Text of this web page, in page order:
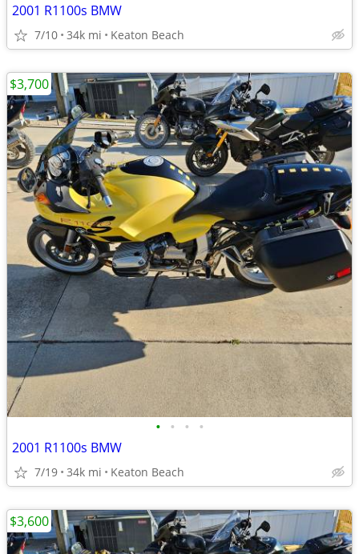
2001 R1100s BMW
7/10 34k mi Keaton Beach
• • • •
2001 R1100s BMW
7/19 34k mi Keaton Beach
$3,700
$3,600